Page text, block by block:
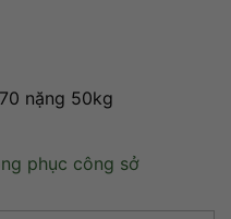
nặng 50kg
phục công sở